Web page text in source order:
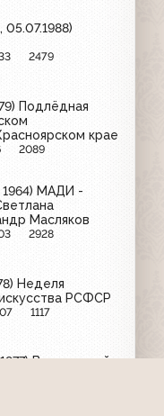
2479
Подлёдная
крае
2089
1964) МАДИ -
Масляков
2928
Неделя
РСФСР
1117
Всесоюзный